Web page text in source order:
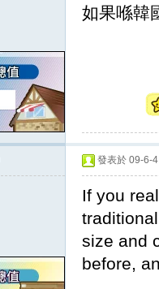
如果喺韓
發表於 09-6-
If you
size and
before,